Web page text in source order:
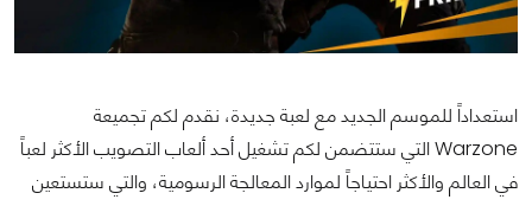
استعداداً للموسم الجديد مع لعبة جديدة، نقدم لكم تجميعة
Warzone التي ستتضمن لكم تشغيل أحد ألعاب التصويب الأكثر لعباً
في العالم والأكثر احتياجاً لموارد المعالجة الرسومية، والتي ستستعين